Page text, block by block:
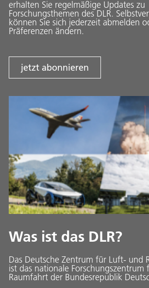
erhalten Sie regelmäßige Updates zu
Forschungsthemen des DLR.
können Sie sich jederzeit abmelden
Präferenzen ändern.
jetzt abonnieren
Was ist das DLR?
Das Deutsche Zentrum für Luft- und
ist das nationale
Raumfahrt der Bundesrepublik